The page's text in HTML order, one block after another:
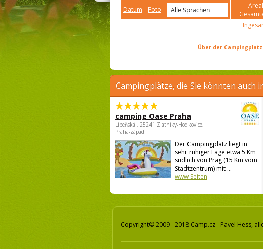
Datum
Foto
Über der
Campingplätze, die Sie könnten auch
camping Oase Praha
Libeňská , 25241 Zlatníky-Hodkovice,
Praha-západ
Der Campingplatz liegt in
sehr ruhiger Lage etwa 5 Km
südlich von Prag (15 Km vom
Stadtzentrum) mit ...
www Seiten
Copyright© 2009 - 2018 Camp.cz - Pavel Hess,